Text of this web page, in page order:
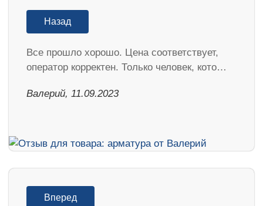
Назад
Все прошло хорошо. Цена соответствует,
оператор корректен. Только человек, кото…
Валерий, 11.09.2023
Вперед